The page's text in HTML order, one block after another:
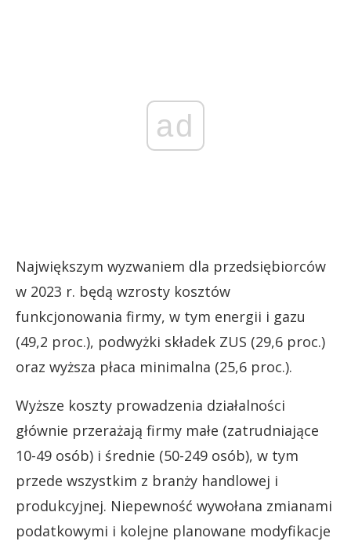
ad
Największym wyzwaniem dla przedsiębiorców
w 2023 r. będą wzrosty kosztów
funkcjonowania firmy, w tym energii i gazu
(49,2 proc.), podwyżki składek ZUS (29,6 proc.)
oraz wyższa płaca minimalna (25,6 proc.).
Wyższe koszty prowadzenia działalności
głównie przerażają firmy małe (zatrudniające
10-49 osób) i średnie (50-249 osób), w tym
przede wszystkim z branży handlowej i
produkcyjnej. Niepewność wywołana zmianami
podatkowymi i kolejne planowane modyfikacje